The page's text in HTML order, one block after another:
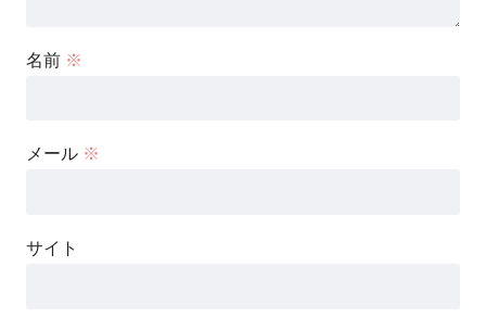
名前 ※
メール ※
サイト